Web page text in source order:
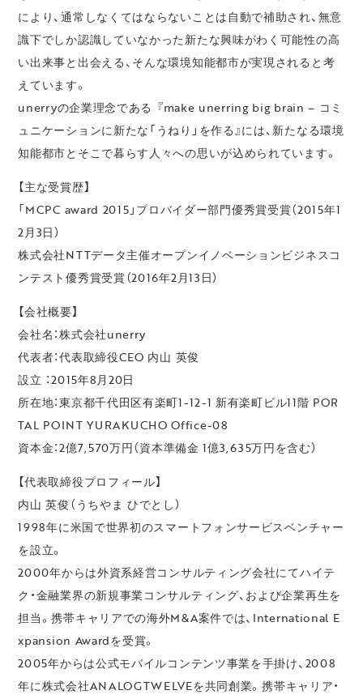
により、通常しなくてはならないことは自動で補助され、無意
識下でしか認識していなかった新たな興味がわく可能性の高
い出来事と出会える、そんな環境知能都市が実現されると考
えています。
unerryの企業理念である 『make unerring big brain – コミ
ュニケーションに新たな「うねり」を作る』には、新たなる環境
知能都市とそこで暮らす人々への思いが込められています。
【主な受賞歴】
「MCPC award 2015」プロバイダー部門優秀賞受賞（2015年1
2月3日）
株式会社NTTデータ主催オープンイノベーションビジネスコ
ンテスト優秀賞受賞（2016年2月13日）
【会社概要】
会社名：株式会社unerry
代表者：代表取締役CEO 内山 英俊
設立 ：2015年8月20日
所在地：東京都千代田区有楽町1-12-1 新有楽町ビル11階 POR
TAL POINT YURAKUCHO Office-08
資本金：2億7,570万円（資本準備金 1億3,635万円を含む）
【代表取締役プロフィール】
内山 英俊（うちやま ひでとし）
1998年に米国で世界初のスマートフォンサービスベンチャー
を設立。
2000年からは外資系経営コンサルティング会社にてハイテ
ク・金融業界の新規事業コンサルティング、および企業再生を
担当。携帯キャリアでの海外M&A案件では、International E
xpansion Awardを受賞。
2005年からは公式モバイルコンテンツ事業を手掛け、2008
年に株式会社ANALOGTWELVEを共同創業。携帯キャリア・